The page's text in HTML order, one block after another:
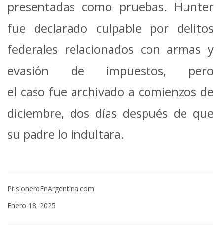
presentadas como pruebas. Hunter
fue declarado culpable por delitos
federales relacionados con armas y
evasión de impuestos, pero
el caso fue archivado a comienzos de
diciembre, dos días después de que
su padre lo indultara.
PrisioneroEnArgentina.com
Enero 18, 2025